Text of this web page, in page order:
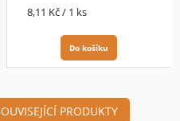
Měrná
8,11 Kč / 1 ks
Do košíku
PRODUKTY